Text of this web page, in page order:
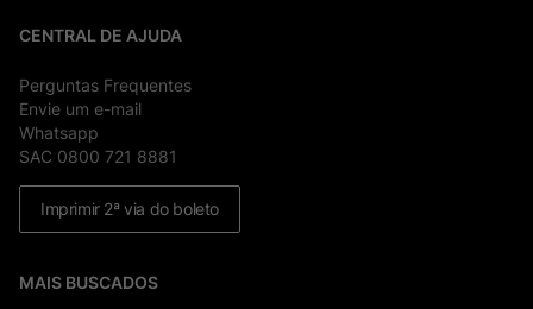
CENTRAL DE AJUDA
Perguntas Frequentes
Envie um e-mail
Whatsapp
SAC 0800 721 8881
Imprimir 2ª via do boleto
MAIS BUSCADOS